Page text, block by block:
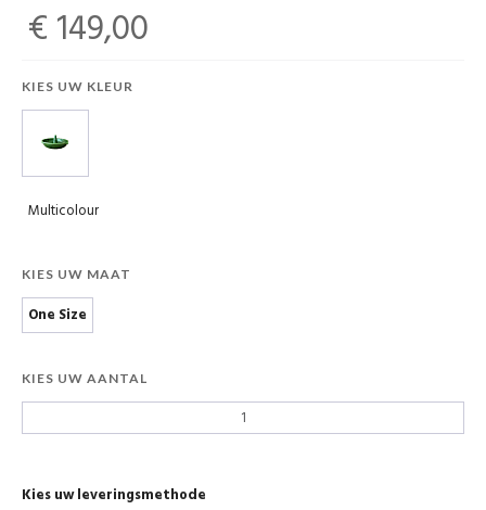
€ 149,00
KIES UW KLEUR
Multicolour
KIES UW MAAT
One Size
KIES UW AANTAL
Kies uw leveringsmethode